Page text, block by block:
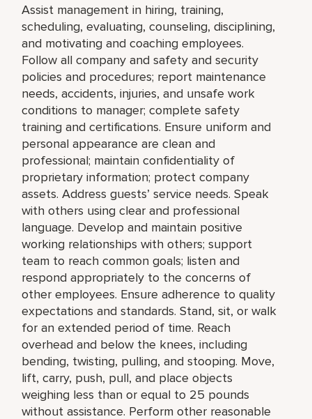
Assist management in hiring, training,
scheduling, evaluating, counseling, disciplining,
and motivating and coaching employees.
Follow all company and safety and security
policies and procedures; report maintenance
needs, accidents, injuries, and unsafe work
conditions to manager; complete safety
training and certifications. Ensure uniform and
personal appearance are clean and
professional; maintain confidentiality of
proprietary information; protect company
assets. Address guests’ service needs. Speak
with others using clear and professional
language. Develop and maintain positive
working relationships with others; support
team to reach common goals; listen and
respond appropriately to the concerns of
other employees. Ensure adherence to quality
expectations and standards. Stand, sit, or walk
for an extended period of time. Reach
overhead and below the knees, including
bending, twisting, pulling, and stooping. Move,
lift, carry, push, pull, and place objects
weighing less than or equal to 25 pounds
without assistance. Perform other reasonable